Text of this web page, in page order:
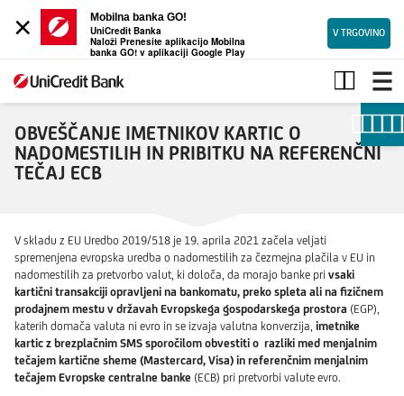
×
Mobilna banka GO!
UniCredit Banka
Naloži Prenesite aplikacijo Mobilna
banka GO! v aplikaciji Google Play
V TRGOVINO
Referenčni
tečaj
ECB
OBVEŠČANJE IMETNIKOV KARTIC O
NADOMESTILIH IN PRIBITKU NA REFERENČNI
TEČAJ ECB
V skladu z EU Uredbo 2019/518 je 19. aprila 2021 začela veljati
spremenjena evropska uredba o nadomestilih za čezmejna plačila v EU in
nadomestilih za pretvorbo valut, ki določa, da morajo banke pri vsaki
kartični transakciji opravljeni na bankomatu, preko spleta ali na fizičnem
prodajnem mestu v državah Evropskega gospodarskega prostora (EGP),
katerih domača valuta ni evro in se izvaja valutna konverzija, imetnike
kartic z brezplačnim SMS sporočilom obvestiti o razliki med menjalnim
tečajem kartične sheme (Mastercard, Visa) in referenčnim menjalnim
tečajem Evropske centralne banke (ECB) pri pretvorbi valute evro.